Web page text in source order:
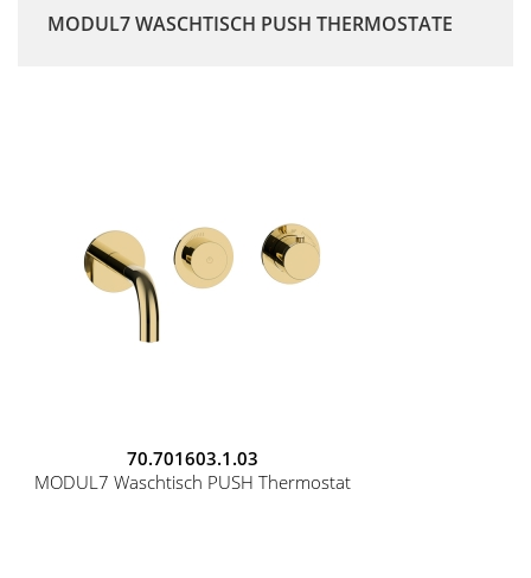
MODUL7 WASCHTISCH PUSH THERMOSTATE
70.701603.1.03
MODUL7 Waschtisch PUSH Thermostat